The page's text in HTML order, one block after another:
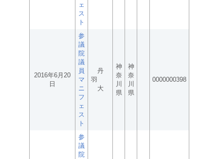
ェ
ス
ト
2016年6月20
日
参
議
院
議
員
マ
ニ
フ
ェ
ス
ト
丹
羽
大
神
奈
川
県
神
奈
川
県
0000000398
参
議
院